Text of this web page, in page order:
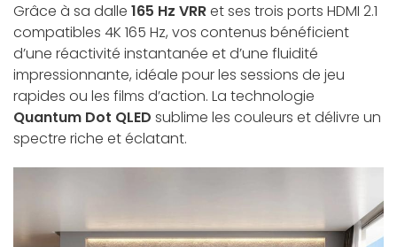
Grâce à sa dalle 165 Hz VRRet ses trois ports HDMI 2.1
compatibles 4K 165 Hz, vos contenus bénéficient
d’une réactivité instantanée et d’une fluidité
impressionnante, idéale pour les sessions de jeu
rapides ou les films d’action. La technologie
Quantum Dot QLED sublime les couleurs et délivre un
spectre riche et éclatant.